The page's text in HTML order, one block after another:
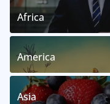
Africa
America
Asia